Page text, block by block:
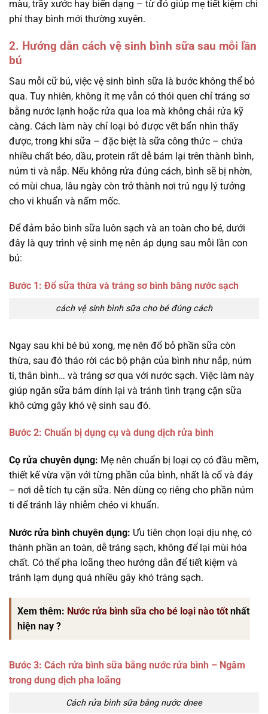
màu, trầy xước hay biến dạng – từ đó giúp mẹ tiết kiệm chi
phí thay bình mới thường xuyên.
2. Hướng dẫn cách vệ sinh bình sữa sau mỗi lần
bú
Sau mỗi cữ bú, việc vệ sinh bình sữa là bước không thể bỏ
qua. Tuy nhiên, không ít mẹ vẫn có thói quen chỉ tráng sơ
bằng nước lạnh hoặc rửa qua loa mà không chải rửa kỹ
càng. Cách làm này chỉ loại bỏ được vết bẩn nhìn thấy
được, trong khi sữa – đặc biệt là sữa công thức – chứa
nhiều chất béo, dầu, protein rất dễ bám lại trên thành bình,
núm ti và nắp. Nếu không rửa đúng cách, bình sẽ bị nhờn,
có mùi chua, lâu ngày còn trở thành nơi trú ngụ lý tưởng
cho vi khuẩn và nấm mốc.
Để đảm bảo bình sữa luôn sạch và an toàn cho bé, dưới
đây là quy trình vệ sinh mẹ nên áp dụng sau mỗi lần con
bú:
Bước 1: Đổ sữa thừa và tráng sơ bình bằng nước sạch
cách vệ sinh bình sữa cho bé đúng cách
Ngay sau khi bé bú xong, mẹ nên đổ bỏ phần sữa còn
thừa, sau đó tháo rời các bộ phận của bình như nắp, núm
ti, thân bình… và tráng sơ qua với nước sạch. Việc làm này
giúp ngăn sữa bám dính lại và tránh tình trạng cặn sữa
khô cứng gây khó vệ sinh sau đó.
Bước 2: Chuẩn bị dụng cụ và dung dịch rửa bình
Cọ rửa chuyên dụng: Mẹ nên chuẩn bị loại cọ có đầu mềm,
thiết kế vừa vặn với từng phần của bình, nhất là cổ và đáy
– nơi dễ tích tụ cặn sữa. Nên dùng cọ riêng cho phần núm
ti để tránh lây nhiễm chéo vi khuẩn.
Nước rửa bình chuyên dụng: Ưu tiên chọn loại dịu nhẹ, có
thành phần an toàn, dễ tráng sạch, không để lại mùi hóa
chất. Có thể pha loãng theo hướng dẫn để tiết kiệm và
tránh lạm dụng quá nhiều gây khó tráng sạch.
Xem thêm: Nước rửa bình sữa cho bé loại nào tốt nhất
hiện nay ?
Bước 3: Cách rửa bình sữa bằng nước rửa bình – Ngâm
trong dung dịch pha loãng
Cách rửa bình sữa bằng nước dnee